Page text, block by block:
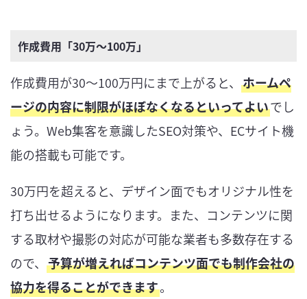
作成費用「30万～100万」
作成費用が30〜100万円にまで上がると、 ホームペ
ージの内容に制限がほぼなくなるといってよいでし
ょう。Web集客を意識したSEO対策や、ECサイト機
能の搭載も可能です。
30万円を超えると、デザイン面でもオリジナル性を
打ち出せるようになります。また、コンテンツに関
する取材や撮影の対応が可能な業者も多数存在する
ので、 予算が増えればコンテンツ面でも制作会社の
協力を得ることができます。